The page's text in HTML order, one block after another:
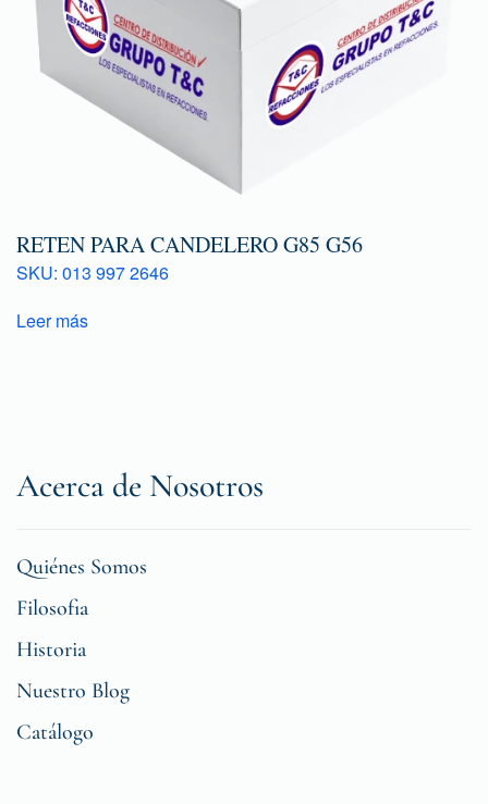
RETEN PARA CANDELERO G85 G56
SKU: 013 997 2646
Leer más
Acerca de Nosotros
Quiénes Somos
Filosofia
Historia
Nuestro Blog
Catálogo